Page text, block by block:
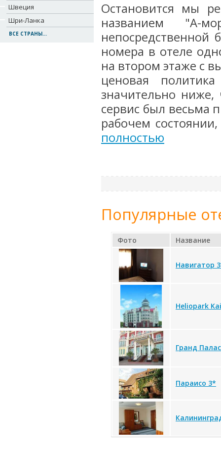
Швеция
Шри-Ланка
ВСЕ СТРАНЫ...
Остановится мы
названием "А-
непосредственной
номера в отеле
на втором этаже с
ценовая
значительно ниже,
сервис был весьма
рабочем
полностью
Популярные
Фото Название
Навигатор
Heliopark
Гранд
Параисо 3*